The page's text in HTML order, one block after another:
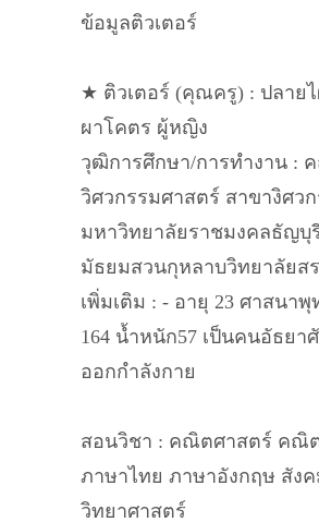
ข้อมูลติวเตอร์
★ ติวเตอร์ (คุณครู) : ปลาย
ผาโคตร ผู้หญิง
วุฒิการศึกษา/การทำงาน :
วิศวกรรมศาสตร์ สาขางิศว
มหาวิทยาลัยราชมงคลธัญบุ
มัธยมสวนกุหลาบวิทยาลัยส
เพิ่มเติม : - อายุ 23 ศาสนา
164 น้ำหนัก57 เป็นคนอัธยา
ออกกำลังกาย
สอนวิชา : คณิตศาสตร์ คณิ
ภาษาไทย ภาษาอังกฤษ สังค
วิทยาศาสตร์